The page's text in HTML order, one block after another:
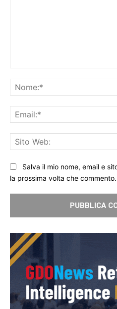
Salva il mio nome, email e
la prossima volta che commento.